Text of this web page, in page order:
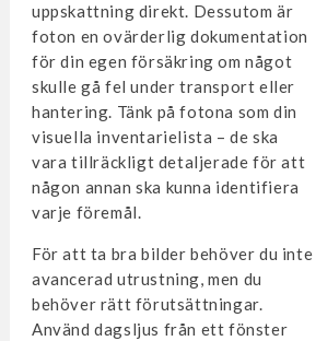
uppskattning direkt. Dessutom är
foton en ovärderlig dokumentation
för din egen försäkring om något
skulle gå fel under transport eller
hantering. Tänk på fotona som din
visuella inventarielista – de ska
vara tillräckligt detaljerade för att
någon annan ska kunna identifiera
varje föremål.
För att ta bra bilder behöver du inte
avancerad utrustning, men du
behöver rätt förutsättningar.
Använd dagsljus från ett fönster